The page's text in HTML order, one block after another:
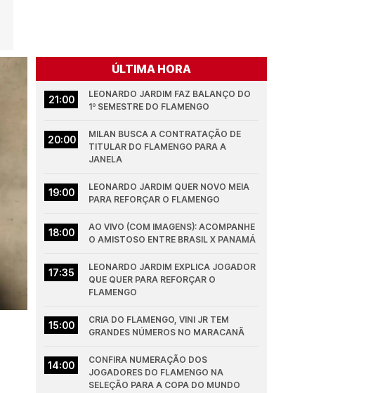
ÚLTIMA HORA
21:00
LEONARDO JARDIM FAZ BALANÇO DO
1º SEMESTRE DO FLAMENGO
20:00
MILAN BUSCA A CONTRATAÇÃO DE
TITULAR DO FLAMENGO PARA A
JANELA
19:00
LEONARDO JARDIM QUER NOVO MEIA
PARA REFORÇAR O FLAMENGO
18:00
AO VIVO (COM IMAGENS): ACOMPANHE
O AMISTOSO ENTRE BRASIL X PANAMÁ
17:35
LEONARDO JARDIM EXPLICA JOGADOR
QUE QUER PARA REFORÇAR O
FLAMENGO
15:00
CRIA DO FLAMENGO, VINI JR TEM
GRANDES NÚMEROS NO MARACANÃ
14:00
CONFIRA NUMERAÇÃO DOS
JOGADORES DO FLAMENGO NA
SELEÇÃO PARA A COPA DO MUNDO